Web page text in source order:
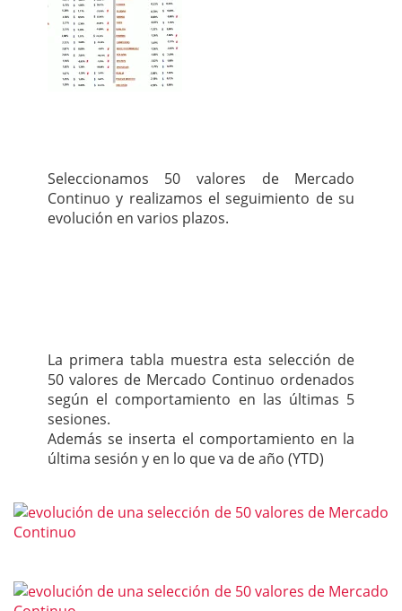
Seleccionamos 50 valores de Mercado
Continuo y realizamos el seguimiento de su
evolución en varios plazos.
La primera tabla muestra esta selección de
50 valores de Mercado Continuo ordenados
según el comportamiento en las últimas 5
sesiones.
Además se inserta el comportamiento en la
última sesión y en lo que va de año (YTD)